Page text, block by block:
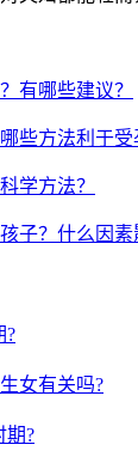
有哪些建议？
些方法利于受
学方法？
子？什么因素
?
女有关吗?
期?